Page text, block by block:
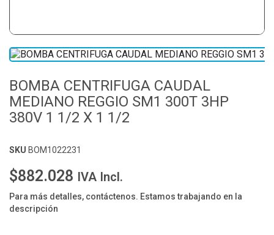
BOMBA CENTRIFUGA CAUDAL
MEDIANO REGGIO SM1 300T 3HP
380V 1 1/2 X 1 1/2
SKU BOM1022231
$882.028 IVA Incl.
Para más detalles, contáctenos. Estamos trabajando en la
descripción